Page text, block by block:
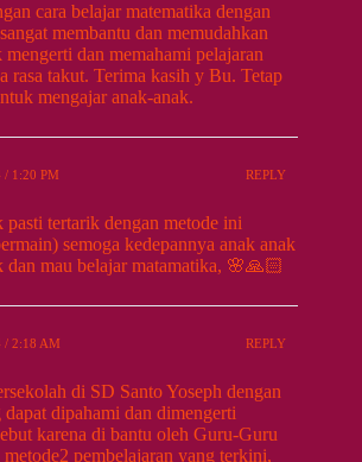
cara belajar matematika dengan
membantu dan memudahkan
dan memahami pelajaran
rasa takut. Terima kasih y Bu. Tetap
mengajar anak-anak.
/ 1:20 PM REPLY
pasti tertarik dengan metode ini
semoga kedepannya anak anak
dan mau belajar matamatika, 🌸🙏🏻
/ 2:18 AM REPLY
di SD Santo Yoseph dengan
dapat dipahami dan dimengerti
karena di bantu oleh Guru-Guru
pembelajaran yang terkini,